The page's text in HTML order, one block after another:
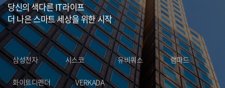
당신의 색다른 IT라이프
더 나은 스마트 세상을 위한 시작
삼성전자 시스코 유비쿼스 램파드
화이트디펜더 VERKADA